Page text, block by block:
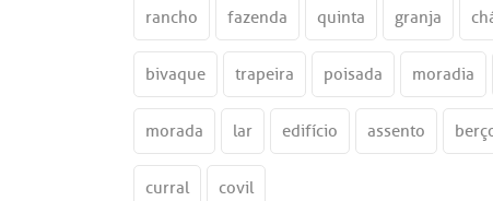
rancho fazenda quinta granja
bivaque trapeira poisada moradia
morada lar edifício assento
curral covil